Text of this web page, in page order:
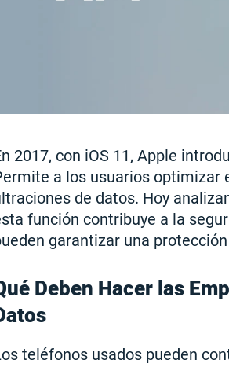
2017, con iOS 11, Apple
a los usuarios optimizar
de datos. Hoy
función contribuye a la
garantizar una
Deben Hacer las
teléfonos usados pueden